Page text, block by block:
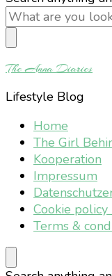
for
Something?
The Anna Diaries
Lifestyle Blog
Home
The Girl
Kooperation
Impressum
Cookie policy
Terms &